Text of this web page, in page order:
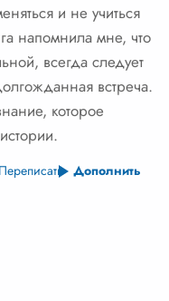
и не учиться
напомнила мне, что
всегда следует
встреча.
которое
Переписать Дополнить